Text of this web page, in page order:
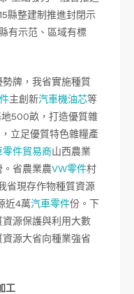
縣整建制推進封閉示
有示范、區域有標
牌，我省實施種質
主創新汽車機油芯等
500畝，打造優質雜
立足優質特色雜糧產
零件貿易商山西農業
。省農業農VW零件村
省現存作物種質資源
近4萬汽車零件份。下
源保護與利用大數
源大省向種業強省
工